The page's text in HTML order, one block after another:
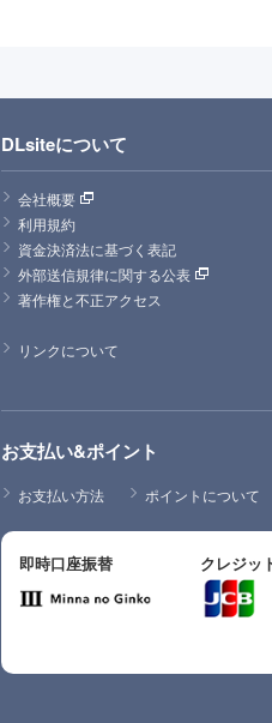
DLsiteについて
会社概要
利用規約
資金決済法に基づく表記
外部送信規律に関する公表
著作権と不正アクセス
リンクについて
お支払い&ポイント
お支払い方法 ポイントについて
即時口座振替 クレジッ